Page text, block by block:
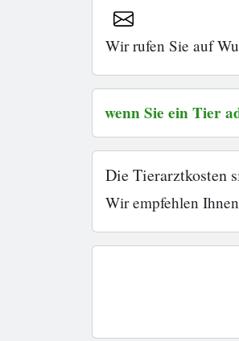
Wir rufen Sie auf
wenn Sie ein Tier
Die Tierarztkosten
Wir empfehlen